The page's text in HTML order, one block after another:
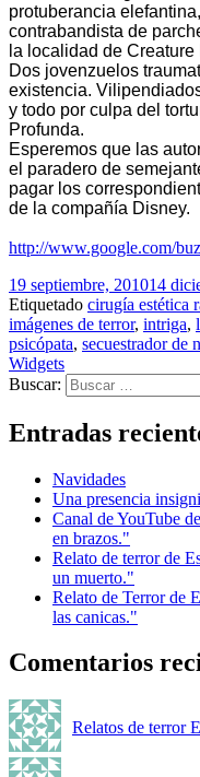
protuberancia
contrabandista de
la localidad de Creature
Dos jovenzuelos
existencia.
y todo por culpa del
Profunda.
Esperemos que las
el paradero de
pagar los
de la compañía Disney.
http://www.google.com/
19 septiembre, 201014
Etiquetado cirugía estética
imágenes de terror, intriga,
psicópata, secuestrador de
Widgets
Buscar:
Entradas
Navidades
Una presencia
Canal de YouTube
en brazos."
Relato de terror de
un muerto."
Relato de Terror de
las canicas."
Comentarios
Relatos de terror